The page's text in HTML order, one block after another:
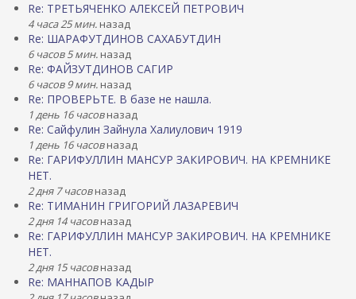
Re: ТРЕТЬЯЧЕНКО АЛЕКСЕЙ ПЕТРОВИЧ
4 часа 25 мин. назад
Re: ШАРАФУТДИНОВ САХАБУТДИН
6 часов 5 мин. назад
Re: ФАЙЗУТДИНОВ САГИР
6 часов 9 мин. назад
Re: ПРОВЕРЬТЕ. В базе не нашла.
1 день 16 часовназад
Re: Сайфулин Зайнула Халиулович 1919
1 день 16 часовназад
Re: ГАРИФУЛЛИН МАНСУР ЗАКИРОВИЧ. НА КРЕМНИКЕ
НЕТ.
2 дня 7 часовназад
Re: ТИМАНИН ГРИГОРИЙ ЛАЗАРЕВИЧ
2 дня 14 часовназад
Re: ГАРИФУЛЛИН МАНСУР ЗАКИРОВИЧ. НА КРЕМНИКЕ
НЕТ.
2 дня 15 часовназад
Re: МАННАПОВ КАДЫР